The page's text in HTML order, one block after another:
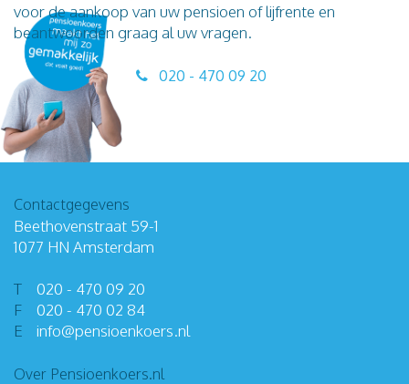
voor de aankoop van uw pensioen of lijfrente en
beantwoorden graag al uw vragen.
020 - 470 09 20
Contactgegevens
Beethovenstraat 59-1
1077 HN Amsterdam
T
020 - 470 09 20
F
020 - 470 02 84
E
info@pensioenkoers.nl
Over Pensioenkoers.nl